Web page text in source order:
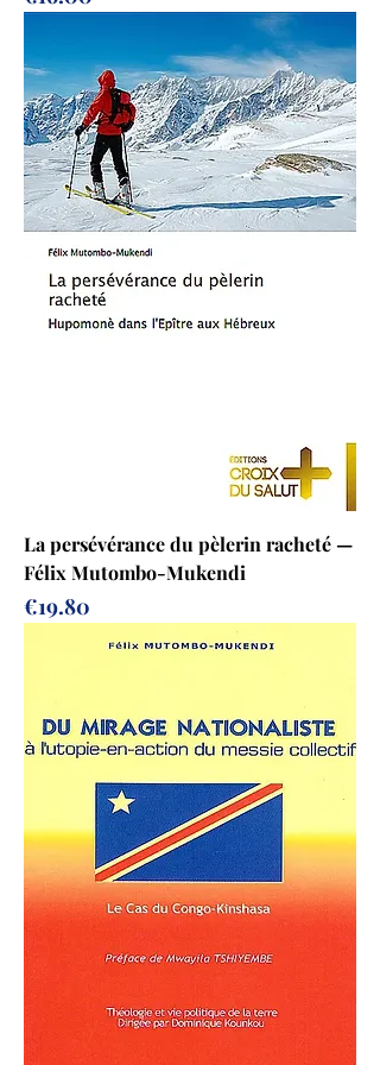
La persévérance du pèlerin racheté —
Félix Mutombo-Mukendi
Prix
€19.80